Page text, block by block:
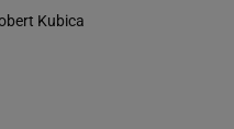
Kubica